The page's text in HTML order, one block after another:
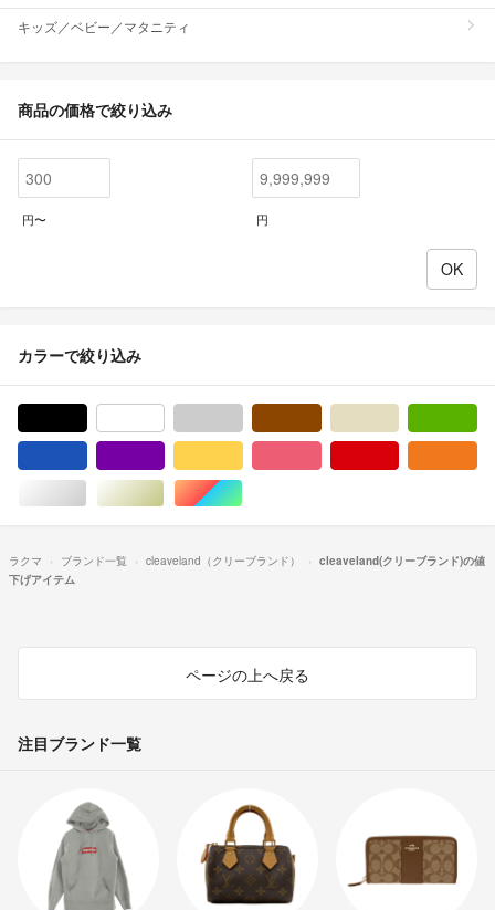
キッズ／ベビー／マタニティ
商品の価格で絞り込み
円〜 円
カラーで絞り込み
シルバー/銀色系ゴールド/金色系マルチカラー
ラクマ ブランド一覧 cleaveland（クリーブランド）
cleaveland(クリーブランド)の値
下げアイテム
ページの上へ戻る
注目ブランド一覧